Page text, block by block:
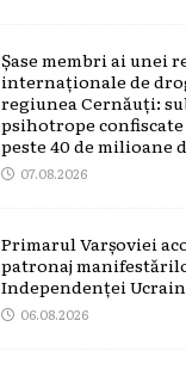
Șase membri ai unei
internaționale de
regiunea Cernăuți:
psihotrope
peste 40 de milioane
07.08.2026
Primarul Varșoviei
patronaj
Independenței
06.08.2026